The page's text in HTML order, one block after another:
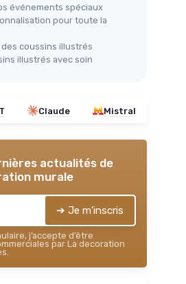
événements spéciaux
pour toute la
coussins illustrés
illustrés avec soin
Claude Mistral
actualités de
murale
➔ Je m'inscris
j’accepte d’être
par La decoration